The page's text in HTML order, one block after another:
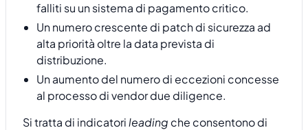
falliti su un sistema di pagamento critico.
Un numero crescente di patch di sicurezza ad
alta priorità oltre la data prevista di
distribuzione.
Un aumento del numero di eccezioni concesse
al processo di vendor due diligence.
Si tratta di indicatorileading che consentono di